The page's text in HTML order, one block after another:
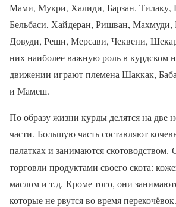
Мами, Мукри, Халиди, Барзан, Тилаку,
Бельбаси, Хайдеран, Ришван,
Довуди, Реши, Мерсави, Чеквени,
них наиболее важную роль в курдском
движении играют племена Шаккак,
и Мамеш.
По образу жизни курды делятся на две
части. Большую часть составляют
палатках и занимаются скотоводством.
торговли продуктами своего скота:
маслом и т.д. Кроме того, они
которые не рвутся во время